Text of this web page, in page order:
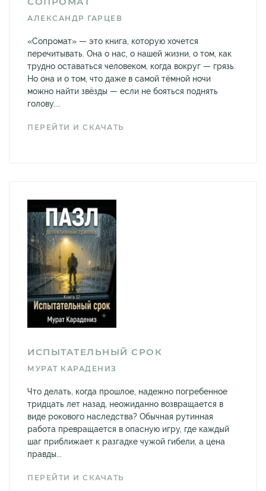
АЛЕКСАНДР ГАРЦЕВ
«Сопромат» — это книга, которую хочется
перечитывать. Она о нас, о нашей жизни, о том, как
трудно оставаться человеком, когда вокруг — грязь.
Но она и о том, что даже в самой тёмной ночи
можно найти звёзды — если не бояться поднять
голову....
ПЕРЕЙТИ И СКАЧАТЬ
ИСПЫТАТЕЛЬНЫЙ СРОК
МУРАТ КАРАДЕНИЗ
Что делать, когда прошлое, надежно погребенное
тридцать лет назад, неожиданно возвращается в
виде рокового наследства? Обычная рутинная
работа превращается в опасную игру, где каждый
шаг приближает к разгадке чужой гибели, а цена
правды...
ПЕРЕЙТИ И СКАЧАТЬ